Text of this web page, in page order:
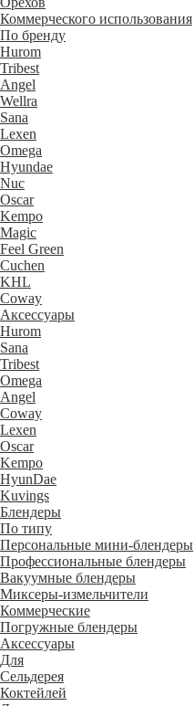
Коммерческого использования
По бренду
Hurom
Tribest
Angel
Wellra
Sana
Lexen
Omega
Hyundae
Nuc
Oscar
Kempo
Magic
Feel Green
Cuchen
KHL
Coway
Аксессуары
Hurom
Sana
Tribest
Omega
Angel
Coway
Lexen
Oscar
Kempo
HyunDae
Kuvings
Блендеры
По типу
Персональные мини-блендеры
Профессиональные блендеры
Вакуумные блендеры
Миксеры-измельчители
Коммерческие
Погружные блендеры
Аксессуары
Для
Сельдерея
Коктейлей